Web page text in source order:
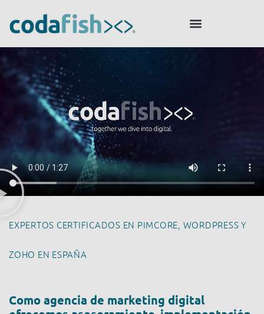
EXPERTOS CERTIFICADOS EN PIMCORE, WORDPRESS Y
ZOHO EN ESPAÑA
Como agencia de marketing digital